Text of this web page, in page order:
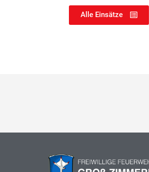
Alle Einsätze